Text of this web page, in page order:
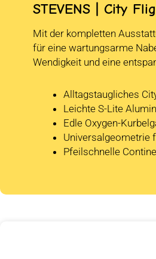
STEVENS | City
Mit der kompletten
für eine wartungsarme
Wendigkeit und eine
Alltagstaugliches
Leichte S-Lite
Edle Oxygen-
Universalgeometrie
Pfeilschnelle